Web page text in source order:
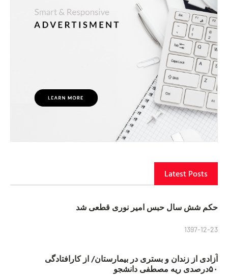
Latest Posts
حکم شش سال حبس امیر نوری قطعی شد
1397-12-23
آزادی از زندان و بستری در بیمارستان/ از کارافتادگی
۵۰درصدی ریه مصطفی دانشجو